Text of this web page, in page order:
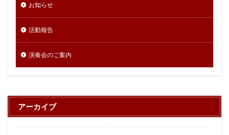
お知らせ
活動報告
演奏会のご案内
アーカイブ